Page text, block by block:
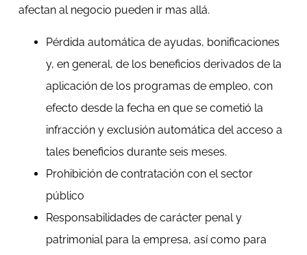
afectan al negocio pueden ir mas allá.
Pérdida automática de ayudas, bonificaciones
y, en general, de los beneficios derivados de la
aplicación de los programas de empleo, con
efecto desde la fecha en que se cometió la
infracción y exclusión automática del acceso a
tales beneficios durante seis meses.
Prohibición de contratación con el sector
público
Responsabilidades de carácter penal y
patrimonial para la empresa, así como para